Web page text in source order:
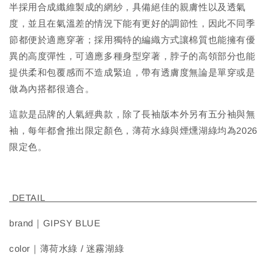
半採用合成纖維製成的網紗，具備絕佳的親膚性以及透氣
度，並且在氣溫差的情況下能有更好的調節性，因此不同季
節都便於適應穿著；採用獨特的編織方式讓棉質也能擁有優
異的高度彈性，可適應多種身型穿著，脖子的高領部分也能
提供柔和包覆感而不造成緊迫，帶有透膚度無論是單穿或是
做為內搭都很適合。
這款是品牌的人氣經典款，除了長袖版本外另有五分袖與無
袖，每年都會推出限定顏色，薄荷水綠與煙燻湖綠均為2026
限定色。
DETAIL
brand｜GIPSY BLUE
color｜薄荷水綠 / 迷霧湖綠